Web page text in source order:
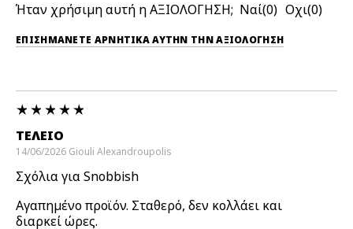
Ήταν χρήσιμη αυτή η ΑΞΙΟΛΟΓΗΣΗ; 0 0
ΕΠΙΣΗΜΆΝΕΤΕ ΑΡΝΗΤΙΚΆ ΑΥΤΉΝ ΤΗΝ ΑΞΙΟΛΟΓΗΣΗ
ΤΈΛΕΙΟ
14/06/2026 Giouli Alexandroupolis
Σχόλια για Snobbish
Αγαπημένο προϊόν. Σταθερό, δεν κολλάει και
διαρκεί ώρες.